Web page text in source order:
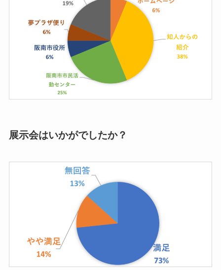
展示会はいかがでしたか？